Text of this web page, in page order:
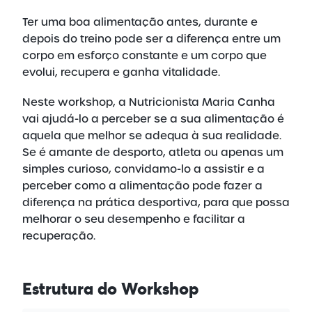
Ter uma boa alimentação antes, durante e
depois do treino pode ser a diferença entre um
corpo em esforço constante e um corpo que
evolui, recupera e ganha vitalidade.
Neste workshop, a Nutricionista Maria Canha
vai ajudá-lo a perceber se a sua alimentação é
aquela que melhor se adequa à sua realidade.
Se é amante de desporto, atleta ou apenas um
simples curioso, convidamo-lo a assistir e a
perceber como a alimentação pode fazer a
diferença na prática desportiva, para que possa
melhorar o seu desempenho e facilitar a
recuperação.
Estrutura do Workshop